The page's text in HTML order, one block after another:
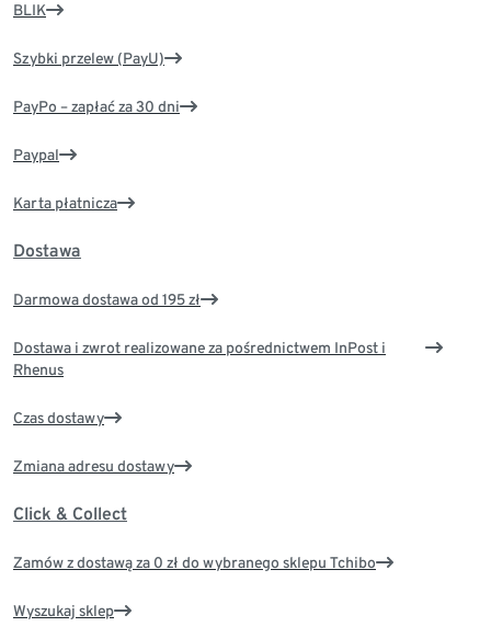
BLIK
Szybki przelew (PayU)
PayPo – zapłać za 30 dni
Paypal
Karta płatnicza
Dostawa
Darmowa dostawa od 195 zł
Dostawa i zwrot realizowane za pośrednictwem InPost i
Rhenus
Czas dostawy
Zmiana adresu dostawy
Click & Collect
Zamów z dostawą za 0 zł do wybranego sklepu Tchibo
Wyszukaj sklep